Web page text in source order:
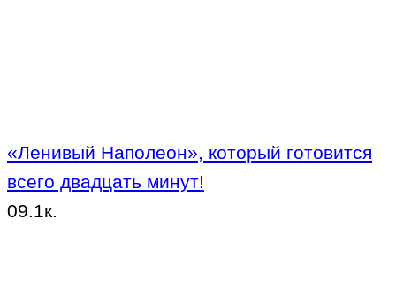
«Ленивый Наполеон», который готовится
всего двадцать минут!
09.1к.